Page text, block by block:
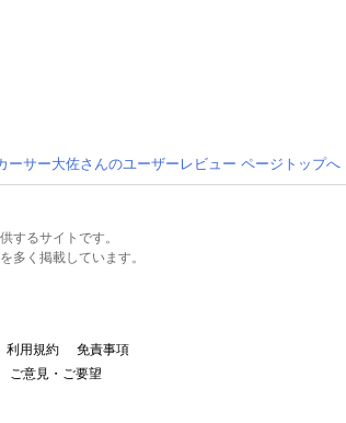
ーサー大佐さんのユーザーレビュー ページトップへ
するサイトです。
多く掲載しています。
利用規約
免責事項
ご意見・ご要望